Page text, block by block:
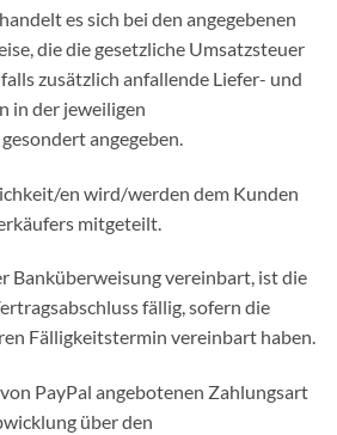
es sich bei den angegebenen
die die gesetzliche Umsatzsteuer
zusätzlich anfallende Liefer- und
in der jeweiligen
angegeben.
en wird/werden dem Kunden
mitgeteilt.
Banküberweisung vereinbart, ist die
fällig, sofern die
Fälligkeitstermin vereinbart haben.
PayPal angebotenen Zahlungsart
über den